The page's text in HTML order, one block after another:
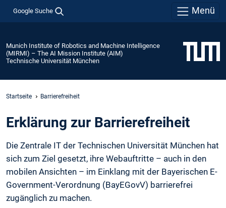
Google Suche Menü
Munich Institute of Robotics and Machine Intelligence
(MIRMI) – The AI Mission Institute (AIM)
Technische Universität München
Startseite Barrierefreiheit
Erklärung zur Barrierefreiheit
Die Zentrale IT der Technischen Universität München hat
sich zum Ziel gesetzt, ihre Webauftritte – auch in den
mobilen Ansichten – im Einklang mit der Bayerischen E-
Government-Verordnung (BayEGovV) barrierefrei
zugänglich zu machen.